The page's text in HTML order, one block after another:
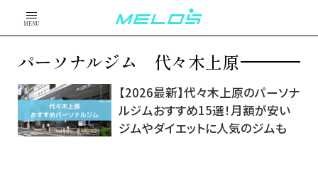
MENU
パーソナルジム 代々木上原
【2026最新】代々木上原のパーソナ
ルジムおすすめ15選！月額が安い
ジムやダイエットに人気のジムも